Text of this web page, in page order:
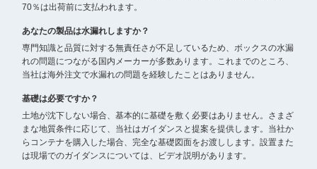
70％は出荷前に支払われます。
あなたの製品は水漏れしますか？
専門知識と品質に対する無責任さが不足しているため、ボックスの水漏
れの問題につながる国内メーカーが多数あります。これまでのところ、
当社は海外注文で水漏れの問題を経験したことはありません。
基礎は必要ですか？
土地が沈下しない場合、基本的に基礎を敷く必要はありません。さまざ
まな地質条件に応じて、当社はガイダンスと提案を提供します。当社か
らコンテナを購入した場合、完全な基礎図面をお渡しします。設置また
は現場でのガイダンスについては、ビデオ説明があります。